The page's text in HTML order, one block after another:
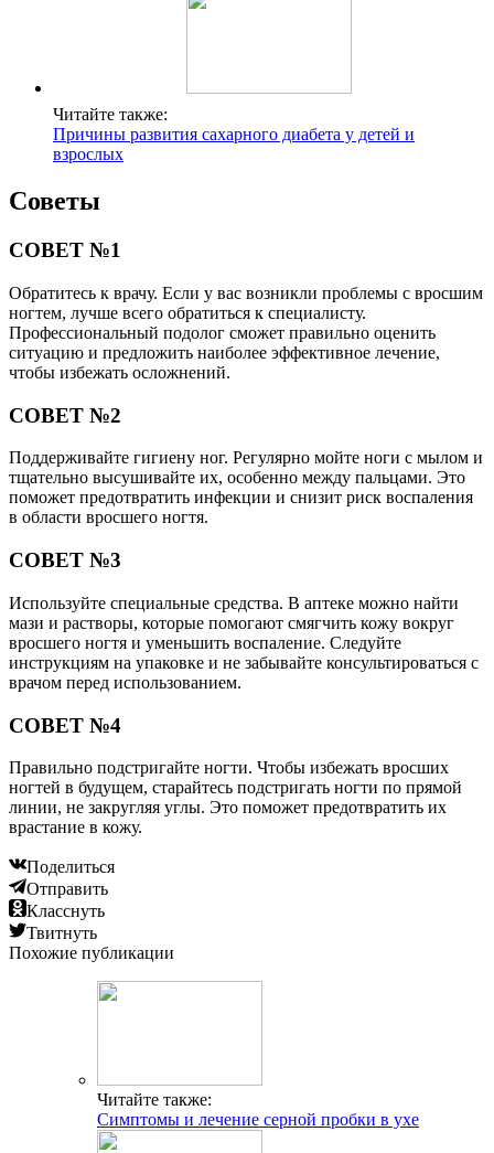
Читайте также:
Причины развития сахарного диабета у детей и
взрослых
Советы
СОВЕТ №1
Обратитесь к врачу. Если у вас возникли проблемы с вросшим
ногтем, лучше всего обратиться к специалисту.
Профессиональный подолог сможет правильно оценить
ситуацию и предложить наиболее эффективное лечение,
чтобы избежать осложнений.
СОВЕТ №2
Поддерживайте гигиену ног. Регулярно мойте ноги с мылом и
тщательно высушивайте их, особенно между пальцами. Это
поможет предотвратить инфекции и снизит риск воспаления
в области вросшего ногтя.
СОВЕТ №3
Используйте специальные средства. В аптеке можно найти
мази и растворы, которые помогают смягчить кожу вокруг
вросшего ногтя и уменьшить воспаление. Следуйте
инструкциям на упаковке и не забывайте консультироваться с
врачом перед использованием.
СОВЕТ №4
Правильно подстригайте ногти. Чтобы избежать вросших
ногтей в будущем, старайтесь подстригать ногти по прямой
линии, не закругляя углы. Это поможет предотвратить их
врастание в кожу.
Поделиться
Отправить
Класснуть
Твитнуть
Похожие публикации
Читайте также:
Симптомы и лечение серной пробки в ухе